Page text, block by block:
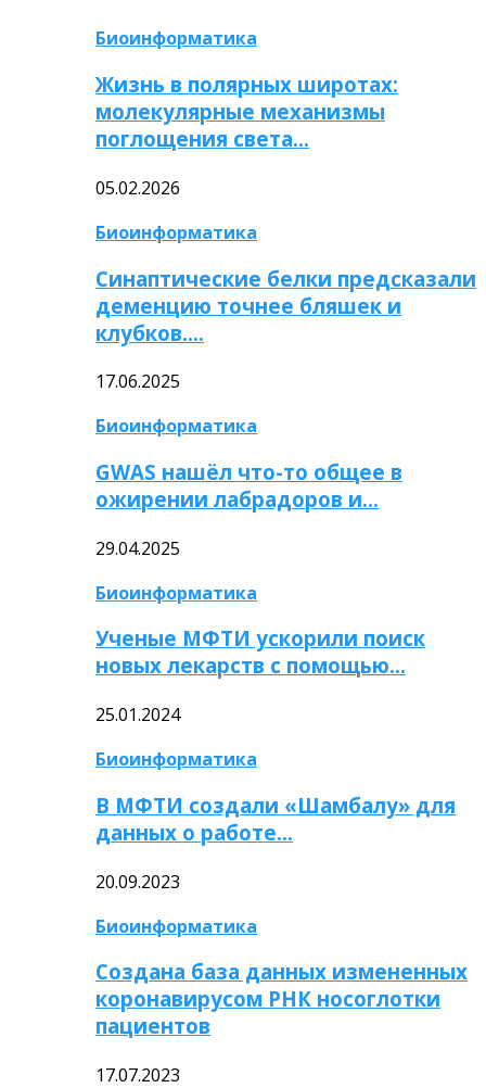
Биоинформатика
Жизнь в полярных широтах:
молекулярные механизмы
поглощения света…
05.02.2026
Биоинформатика
Синаптические белки предсказали
деменцию точнее бляшек и
клубков….
17.06.2025
Биоинформатика
GWAS нашёл что-то общее в
ожирении лабрадоров и…
29.04.2025
Биоинформатика
Ученые МФТИ ускорили поиск
новых лекарств с помощью…
25.01.2024
Биоинформатика
В МФТИ создали «Шамбалу» для
данных о работе…
20.09.2023
Биоинформатика
Создана база данных измененных
коронавирусом РНК носоглотки
пациентов
17.07.2023